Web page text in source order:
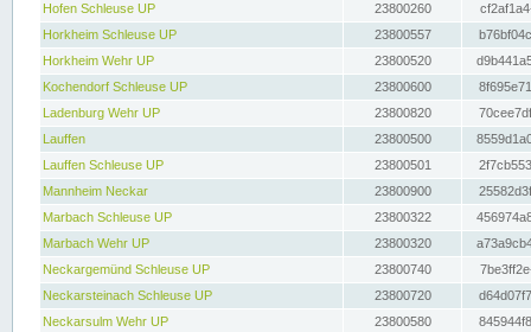
Hofen Schleuse UP
23800260
Horkheim Schleuse UP
23800557
Horkheim Wehr UP
23800520
Kochendorf Schleuse UP
23800600
Ladenburg Wehr UP
23800820
Lauffen
23800500
Lauffen Schleuse UP
23800501
Mannheim Neckar
23800900
Marbach Schleuse UP
23800322
Marbach Wehr UP
23800320
Neckargemünd Schleuse UP
23800740
Neckarsteinach Schleuse UP
23800720
Neckarsulm Wehr UP
23800580